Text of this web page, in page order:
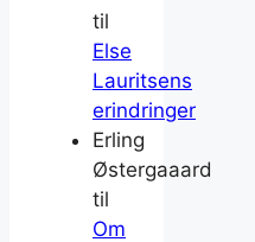
til
Else
Lauritsens
erindringer
Erling
Østergaaard
til
Om